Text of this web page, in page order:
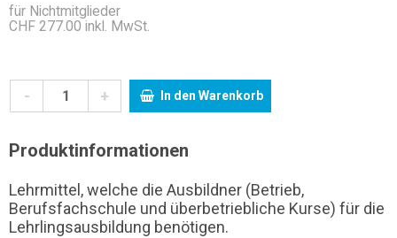
für Nichtmitglieder
CHF 277.00 inkl. MwSt.
- + In den Warenkorb
Produktinformationen
Lehrmittel, welche die Ausbildner (Betrieb,
Berufsfachschule und überbetriebliche Kurse) für die
Lehrlingsausbildung benötigen.